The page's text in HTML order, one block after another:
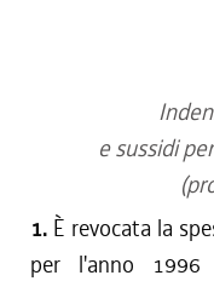
e sussidi
1. È revocata la
per l'anno 1996